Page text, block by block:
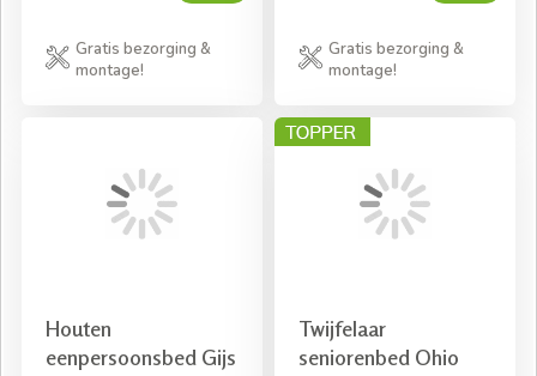
Gratis bezorging &
montage!
Gratis bezorging &
montage!
Houten
eenpersoonsbed Gijs
Twijfelaar
seniorenbed Ohio